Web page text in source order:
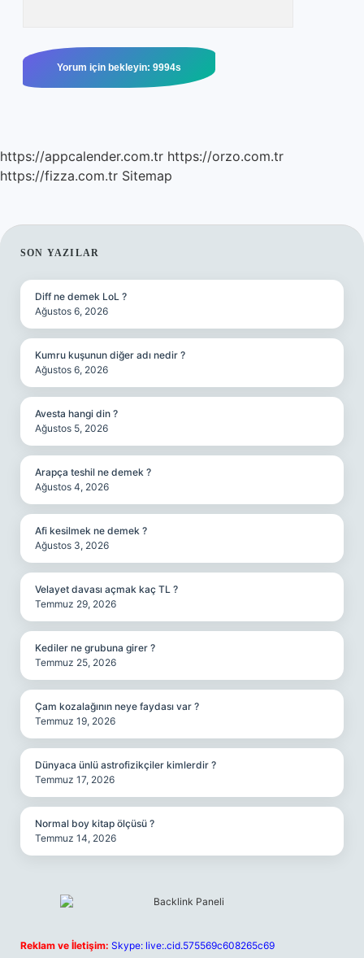
https://appcalender.com.tr https://orzo.com.tr
https://fizza.com.tr Sitemap
SIDEBAR
SON YAZILAR
Diff ne demek LoL ?
Ağustos 6, 2026
Kumru kuşunun diğer adı nedir ?
Ağustos 6, 2026
Avesta hangi din ?
Ağustos 5, 2026
Arapça teshil ne demek ?
Ağustos 4, 2026
Afi kesilmek ne demek ?
Ağustos 3, 2026
Velayet davası açmak kaç TL ?
Temmuz 29, 2026
Kediler ne grubuna girer ?
Temmuz 25, 2026
Çam kozalağının neye faydası var ?
Temmuz 19, 2026
Dünyaca ünlü astrofizikçiler kimlerdir ?
Temmuz 17, 2026
Normal boy kitap ölçüsü ?
Temmuz 14, 2026
Reklam ve İletişim: Skype: live:.cid.575569c608265c69